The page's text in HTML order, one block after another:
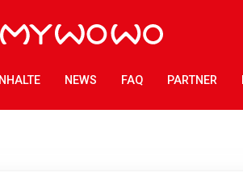
NEWS FAQ PARTNER